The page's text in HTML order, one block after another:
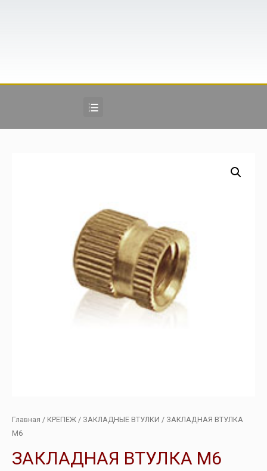
Главная / КРЕПЕЖ / ЗАКЛАДНЫЕ ВТУЛКИ / ЗАКЛАДНАЯ ВТУЛКА
М6
ЗАКЛАДНАЯ ВТУЛКА М6